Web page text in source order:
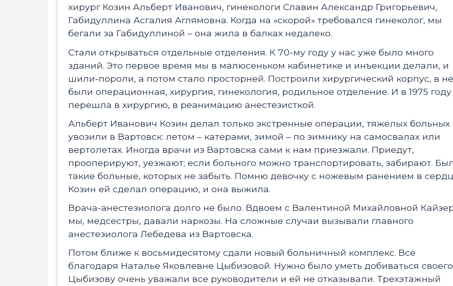
хирург Козин Альберт Иванович, гинекологи Славин Александр Григорьевич,
Габидуллина Асгалия Аглямовна. Когда на «скорой» требовался гинеколог, мы
бегали за Габидуллиной – она жила в балках недалеко.
Стали открываться отдельные отделения. К 70-му году у нас уже было много
зданий. Это первое время мы в малюсеньком кабинетике и инъекции делали, и
шили-пороли, а потом стало просторней. Построили хирургический корпус, в
были операционная, хирургия, гинекология, родильное отделение. И в 1975 году
перешла в хирургию, в реанимацию анестезисткой.
Альберт Иванович Козин делал только экстренные операции, тяжёлых больных
увозили в Вартовск: летом – катерами, зимой – по зимнику на самосвалах или
вертолетах. Иногда врачи из Вартовска сами к нам приезжали. Приедут,
прооперируют, уезжают; если больного можно транспортировать, забирают.
такие больные, которых не забыть. Помню девочку с ножевым ранением в
Козин ей сделал операцию, и она выжила.
Врача-анестезиолога долго не было. Вдвоем с Валентиной Михайловной
мы, медсестры, давали наркозы. На сложные случаи вызывали главного
анестезиолога Лебедева из Вартовска.
Потом ближе к восьмидесятому сдали новый больничный комплекс. Всё
благодаря Наталье Яковлевне Цыбизовой. Нужно было уметь добиваться
Цыбизову очень уважали все руководители и ей не отказывали. Трехэтажный